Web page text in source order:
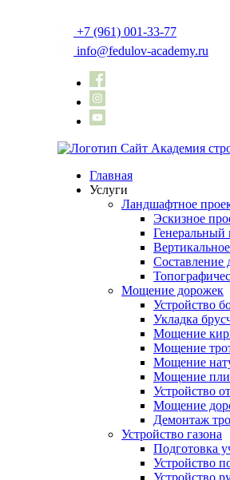
+7 (961) 001-33-77
info@fedulov-academy.ru
Главная
Услуги
Ландшафтное
Эскизное
Генеральный
Составление
Мощение дорожек
Устройство
Укладка
Мощение
Мощение
Мощение
Мощение
Устройство
Мощение
Демонтаж
Устройство газона
Подготовка
Устройство
Устройство